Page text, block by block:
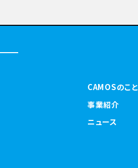
CAMOSのこと
事業紹介
ニュース